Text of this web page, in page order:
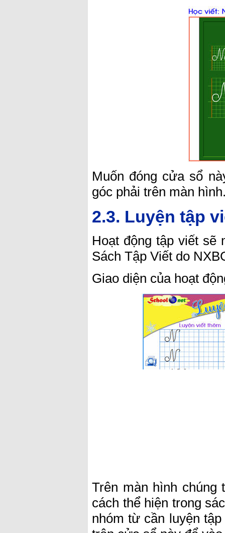
Muốn đóng cửa sổ
góc phải trên màn
2.3. Luyện tập
Hoạt động tập viết sẽ
Sách Tập Viết do
Giao diện của hoạt
Trên màn hình chúng
cách thể hiện trong
nhóm từ cần luyện